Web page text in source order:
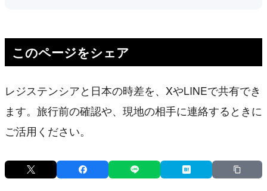
このページをシェア
レジステンシアと日本の時差を、XやLINEで共有でき
ます。旅行前の確認や、現地の相手に連絡するときに
ご活用ください。